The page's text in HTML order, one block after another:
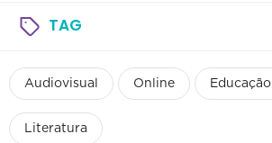
TAG
Audiovisual Online Educação
Literatura